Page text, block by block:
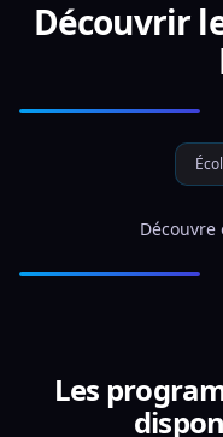
Découvrir
Les